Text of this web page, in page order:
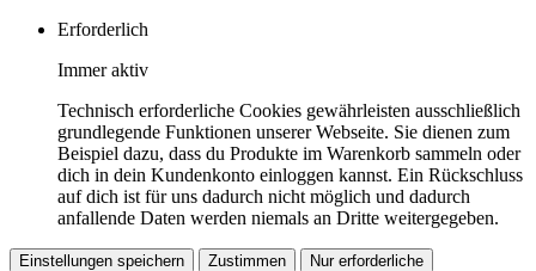
Erforderlich
Immer aktiv
Technisch erforderliche Cookies gewährleisten ausschließlich
grundlegende Funktionen unserer Webseite. Sie dienen zum
Beispiel dazu, dass du Produkte im Warenkorb sammeln oder
dich in dein Kundenkonto einloggen kannst. Ein Rückschluss
auf dich ist für uns dadurch nicht möglich und dadurch
anfallende Daten werden niemals an Dritte weitergegeben.
Einstellungen speichern Zustimmen Nur erforderliche